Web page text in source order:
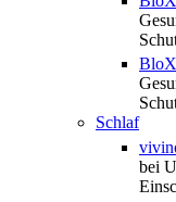
Schlaf
bei